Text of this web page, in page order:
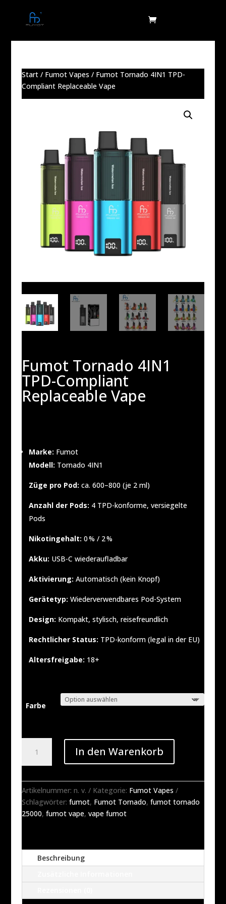
Start/ Fumot Vapes / Fumot Tornado 4IN1 TPD-
Compliant Replaceable Vape
Fumot Tornado 4IN1
TPD-Compliant
Replaceable Vape
Marke: Fumot
Modell: Tornado 4IN1
Züge pro Pod: ca. 600–800 (je 2 ml)
Anzahl der Pods: 4 TPD-konforme, versiegelte
Pods
Nikotingehalt: 0 % / 2 %
Akku: USB-C wiederaufladbar
Aktivierung: Automatisch (kein Knopf)
Gerätetyp: Wiederverwendbares Pod-System
Design: Kompakt, stylisch, reisefreundlich
Rechtlicher Status: TPD-konform (legal in der EU)
Altersfreigabe: 18+
Farbe
Tornado
4IN1
Compliant
Replaceable
Vape
In den Warenkorb
Artikelnummer: n. v. Kategorie: Fumot Vapes
Schlagwörter: fumot, Fumot Tornado, fumot tornado
25000, fumot vape, vape fumot
Beschreibung